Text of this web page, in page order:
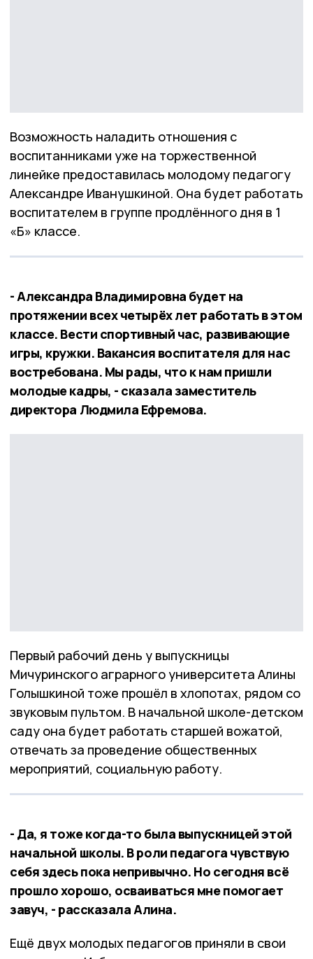
Возможность наладить отношения с
воспитанниками уже на торжественной
линейке предоставилась молодому педагогу
Александре Иванушкиной. Она будет работать
воспитателем в группе продлённого дня в 1
«Б» классе.
- Александра Владимировна будет на
протяжении всех четырёх лет работать в этом
классе. Вести спортивный час, развивающие
игры, кружки. Вакансия воспитателя для нас
востребована. Мы рады, что к нам пришли
молодые кадры, - сказала заместитель
директора Людмила Ефремова.
Первый рабочий день у выпускницы
Мичуринского аграрного университета Алины
Голышкиной тоже прошёл в хлопотах, рядом со
звуковым пультом. В начальной школе-детском
саду она будет работать старшей вожатой,
отвечать за проведение общественных
мероприятий, социальную работу.
- Да, я тоже когда-то была выпускницей этой
начальной школы. В роли педагога чувствую
себя здесь пока непривычно. Но сегодня всё
прошло хорошо, осваиваться мне помогает
завуч, - рассказала Алина.
Ещё двух молодых педагогов приняли в свои